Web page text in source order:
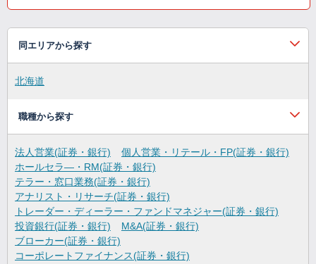
同エリアから探す
北海道
職種から探す
法人営業(証券・銀行)
個人営業・リテール・FP(証券・銀行)
ホールセラ―・RM(証券・銀行)
テラー・窓口業務(証券・銀行)
アナリスト・リサーチ(証券・銀行)
トレーダー・ディーラー・ファンドマネジャー(証券・銀行)
投資銀行(証券・銀行)
M&A(証券・銀行)
ブローカー(証券・銀行)
コーポレートファイナンス(証券・銀行)